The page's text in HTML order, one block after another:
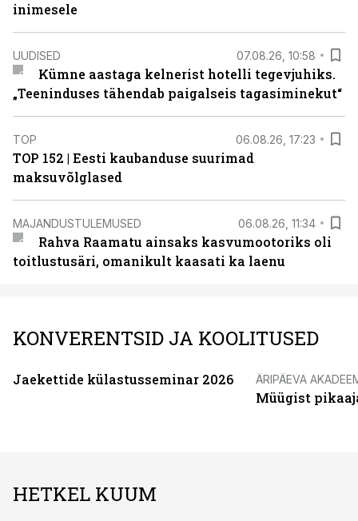
inimesele
UUDISED 07.08.26, 10:58
Kümne aastaga kelnerist hotelli tegevjuhiks.
„Teeninduses tähendab paigalseis tagasiminekut“
TOP 06.08.26, 17:23
TOP 152 | Eesti kaubanduse suurimad
maksuvõlglased
MAJANDUSTULEMUSED 06.08.26, 11:34
Rahva Raamatu ainsaks kasvumootoriks oli
toitlustusäri, omanikult kaasati ka laenu
KONVERENTSID JA KOOLITUSED
Jaekettide külastusseminar 2026 ÄRIPÄEVA
Müügist
HETKEL KUUM